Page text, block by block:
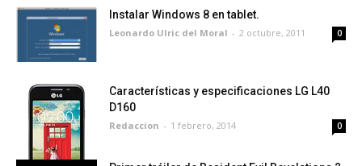
Instalar Windows 8 en tablet.
Leonardo Ulric del Moral - 2 octubre, 2011 0
Características y especificaciones LG L40
D160
Redaccion - 1 febrero, 2014 0